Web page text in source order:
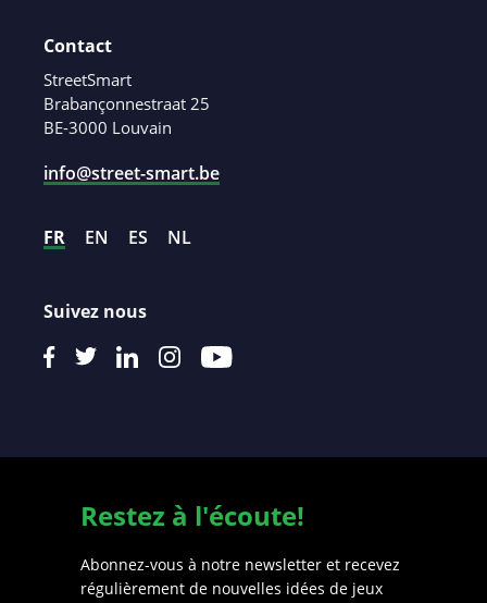
Contact
StreetSmart
Brabançonnestraat 25
BE-3000 Louvain
info@street-smart.be
FR EN ES NL
Suivez nous
Restez à l'écoute!
Abonnez-vous à notre newsletter et recevez
régulièrement de nouvelles idées de jeux